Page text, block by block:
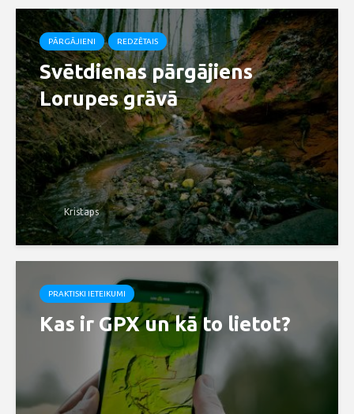
PĀRGĀJIENI REDZĒTAIS
Svētdienas pārgājiens
Lorupes grāvā
Kristaps
PRAKTISKI IETEIKUMI
Kas ir GPX un kā to lietot?